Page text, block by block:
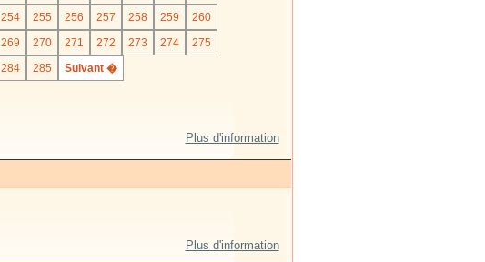
254 255 256 257 258 259
260
269 270 271 272 273 274
275
284 285 Suivant �
Plus d'information
Plus d'information